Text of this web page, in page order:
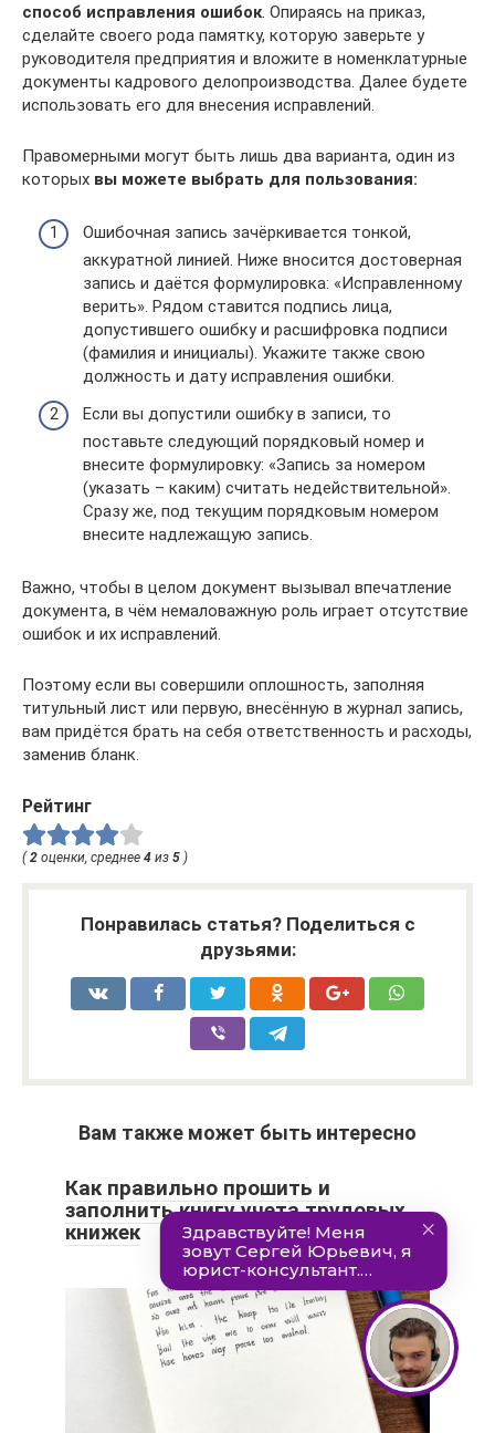
способ исправления ошибок . Опираясь на приказ,
сделайте своего рода памятку, которую заверьте у
руководителя предприятия и вложите в номенклатурные
документы кадрового делопроизводства. Далее будете
использовать его для внесения исправлений.
Правомерными могут быть лишь два варианта, один из
которых вы можете выбрать для пользования:
Ошибочная запись зачёркивается тонкой,
аккуратной линией. Ниже вносится достоверная
запись и даётся формулировка: «Исправленному
верить». Рядом ставится подпись лица,
допустившего ошибку и расшифровка подписи
(фамилия и инициалы). Укажите также свою
должность и дату исправления ошибки.
Если вы допустили ошибку в записи, то
поставьте следующий порядковый номер и
внесите формулировку: «Запись за номером
(указать – каким) считать недействительной».
Сразу же, под текущим порядковым номером
внесите надлежащую запись.
Важно, чтобы в целом документ вызывал впечатление
документа, в чём немаловажную роль играет отсутствие
ошибок и их исправлений.
Поэтому если вы совершили оплошность, заполняя
титульный лист или первую, внесённую в журнал запись,
вам придётся брать на себя ответственность и расходы,
заменив бланк.
Рейтинг
( 2 оценки, среднее 4 из 5 )
Понравилась статья? Поделиться с
друзьями:
Вам также может быть интересно
Как правильно прошить и
заполнить книгу учета трудовых
книжек